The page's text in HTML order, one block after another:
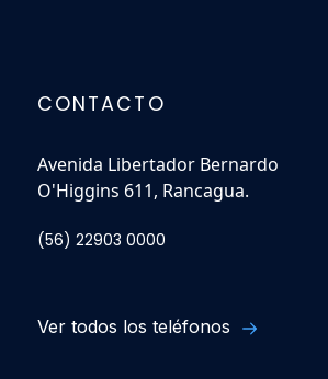
CONTACTO
Avenida Libertador Bernardo
O'Higgins 611, Rancagua.
(56) 22903 0000
Ver todos los teléfonos